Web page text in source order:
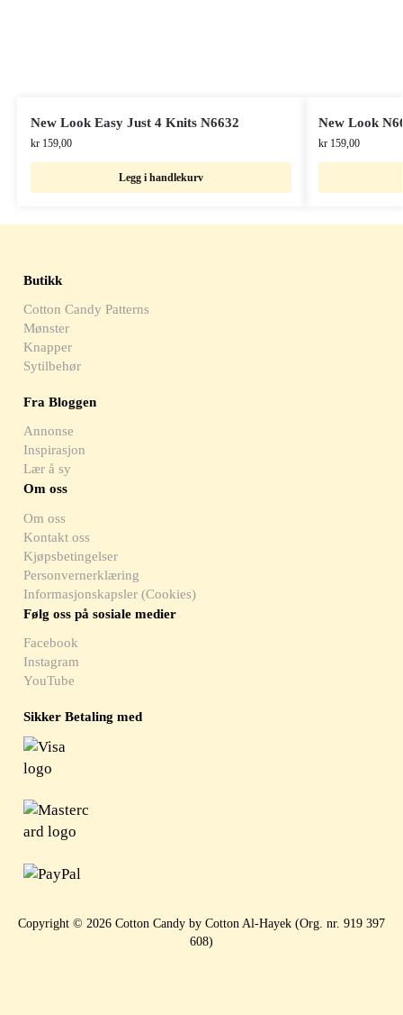
New Look Easy Just 4 Knits N6632
kr159,00
Legg i handlekurv
New Look
kr159,00
Butikk
Cotton Candy Patterns
Mønster
Knapper
Sytilbehør
Fra Bloggen
Annonse
Inspirasjon
Lær å sy
Om oss
Om oss
Kontakt oss
Kjøpsbetingelser
Personvernerklæring
Informasjonskapsler (Cookies)
Følg oss på sosiale medier
Facebook
Instagram
YouTube
Sikker Betaling med
Copyright © 2026 Cotton Candy by Cotton Al-Hayek (Org. nr. 919 397
608)